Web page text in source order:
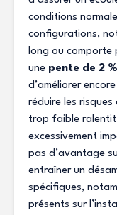
conditions
configurations,
long ou comporte
une pente de 2 %
d’améliorer
réduire les risques
trop faible ralentit
excessivement
pas d’avantage
entraîner un
spécifiques,
présents sur